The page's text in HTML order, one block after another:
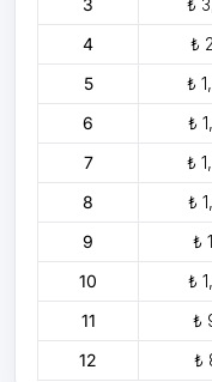
3
₺
4
₺
5
₺
6
₺
7
₺
8
₺
9
₺
10
₺
11
₺
12
₺